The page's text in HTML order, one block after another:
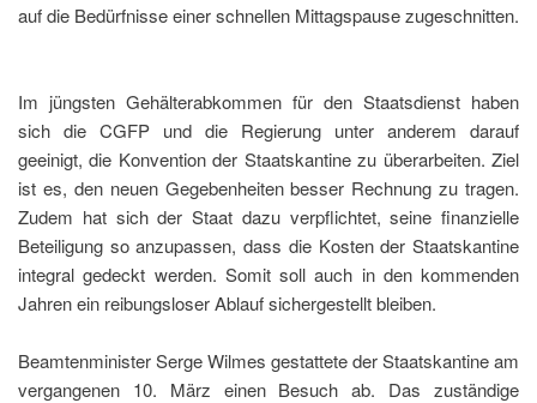
auf die Bedürfnisse einer schnellen Mittagspause zugeschnitten.
Im jüngsten Gehälterabkommen für den Staatsdienst haben
sich die CGFP und die Regierung unter anderem darauf
geeinigt, die Konvention der Staatskantine zu überarbeiten. Ziel
ist es, den neuen Gegebenheiten besser Rechnung zu tragen.
Zudem hat sich der Staat dazu verpflichtet, seine finanzielle
Beteiligung so anzupassen, dass die Kosten der Staatskantine
integral gedeckt werden. Somit soll auch in den kommenden
Jahren ein reibungsloser Ablauf sichergestellt bleiben.
Beamtenminister Serge Wilmes gestattete der Staatskantine am
vergangenen 10. März einen Besuch ab. Das zuständige